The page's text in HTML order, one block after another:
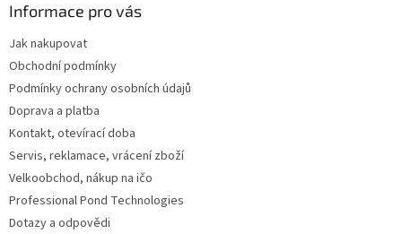
Informace pro vás
Jak nakupovat
Obchodní podmínky
Podmínky ochrany osobních údajů
Doprava a platba
Kontakt, otevírací doba
Servis, reklamace, vrácení zboží
Velkoobchod, nákup na ičo
Professional Pond Technologies
Dotazy a odpovědi